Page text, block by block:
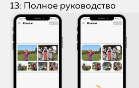
13: Полное руководство